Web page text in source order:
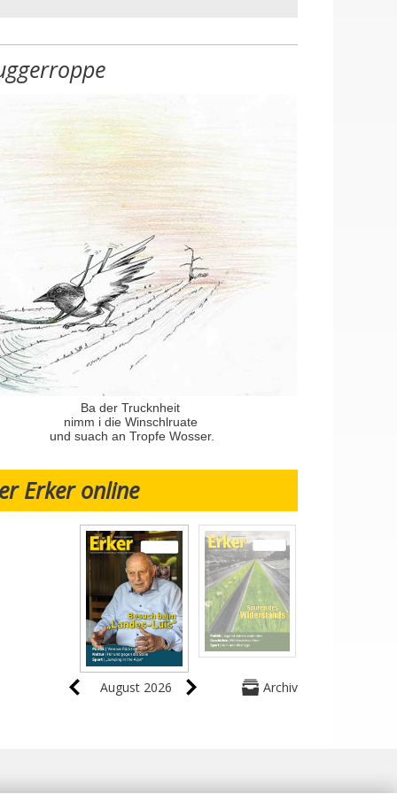
Ba der Trucknheit
nimm i die Winschlruate
und suach an Tropfe Wosser.
Erker online
August 2026 Archiv